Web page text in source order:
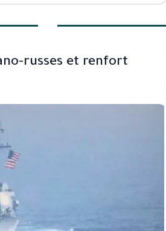
russes et renfort